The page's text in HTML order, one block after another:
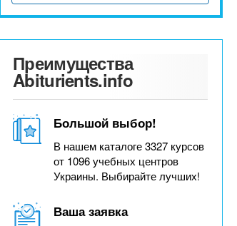
Преимущества
Abiturients.info
Большой выбор!
В нашем каталоге 3327 курсов
от 1096 учебных центров
Украины. Выбирайте лучших!
Ваша заявка